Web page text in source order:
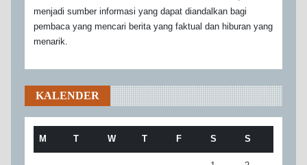
menjadi sumber informasi yang dapat diandalkan bagi
pembaca yang mencari berita yang faktual dan hiburan yang
menarik.
KALENDER
M T W T F S S